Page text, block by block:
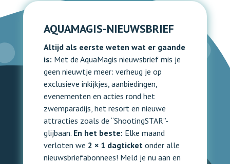
AQUAMAGIS-NIEUWSBRIEF
Altijd als eerste weten wat er gaande
is: Met de AquaMagis nieuwsbrief mis je
geen nieuwtje meer: verheug je op
exclusieve inkijkjes, aanbiedingen,
evenementen en acties rond het
zwemparadijs, het resort en nieuwe
attracties zoals de “ShootingSTAR”-
glijbaan. En het beste: Elke maand
verloten we 2 × 1 dagticketonder alle
nieuwsbriefabonnees! Meld je nu aan en